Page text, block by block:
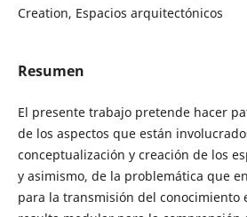
Creation, Espacios arquitectónicos
Resumen
El presente trabajo pretende hacer
de los aspectos que están
conceptualización y creación de los
y asimismo, de la problemática que
para la transmisión del conocimiento